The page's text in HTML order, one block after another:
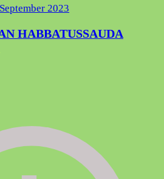
2023
HABBATUSSAUDA